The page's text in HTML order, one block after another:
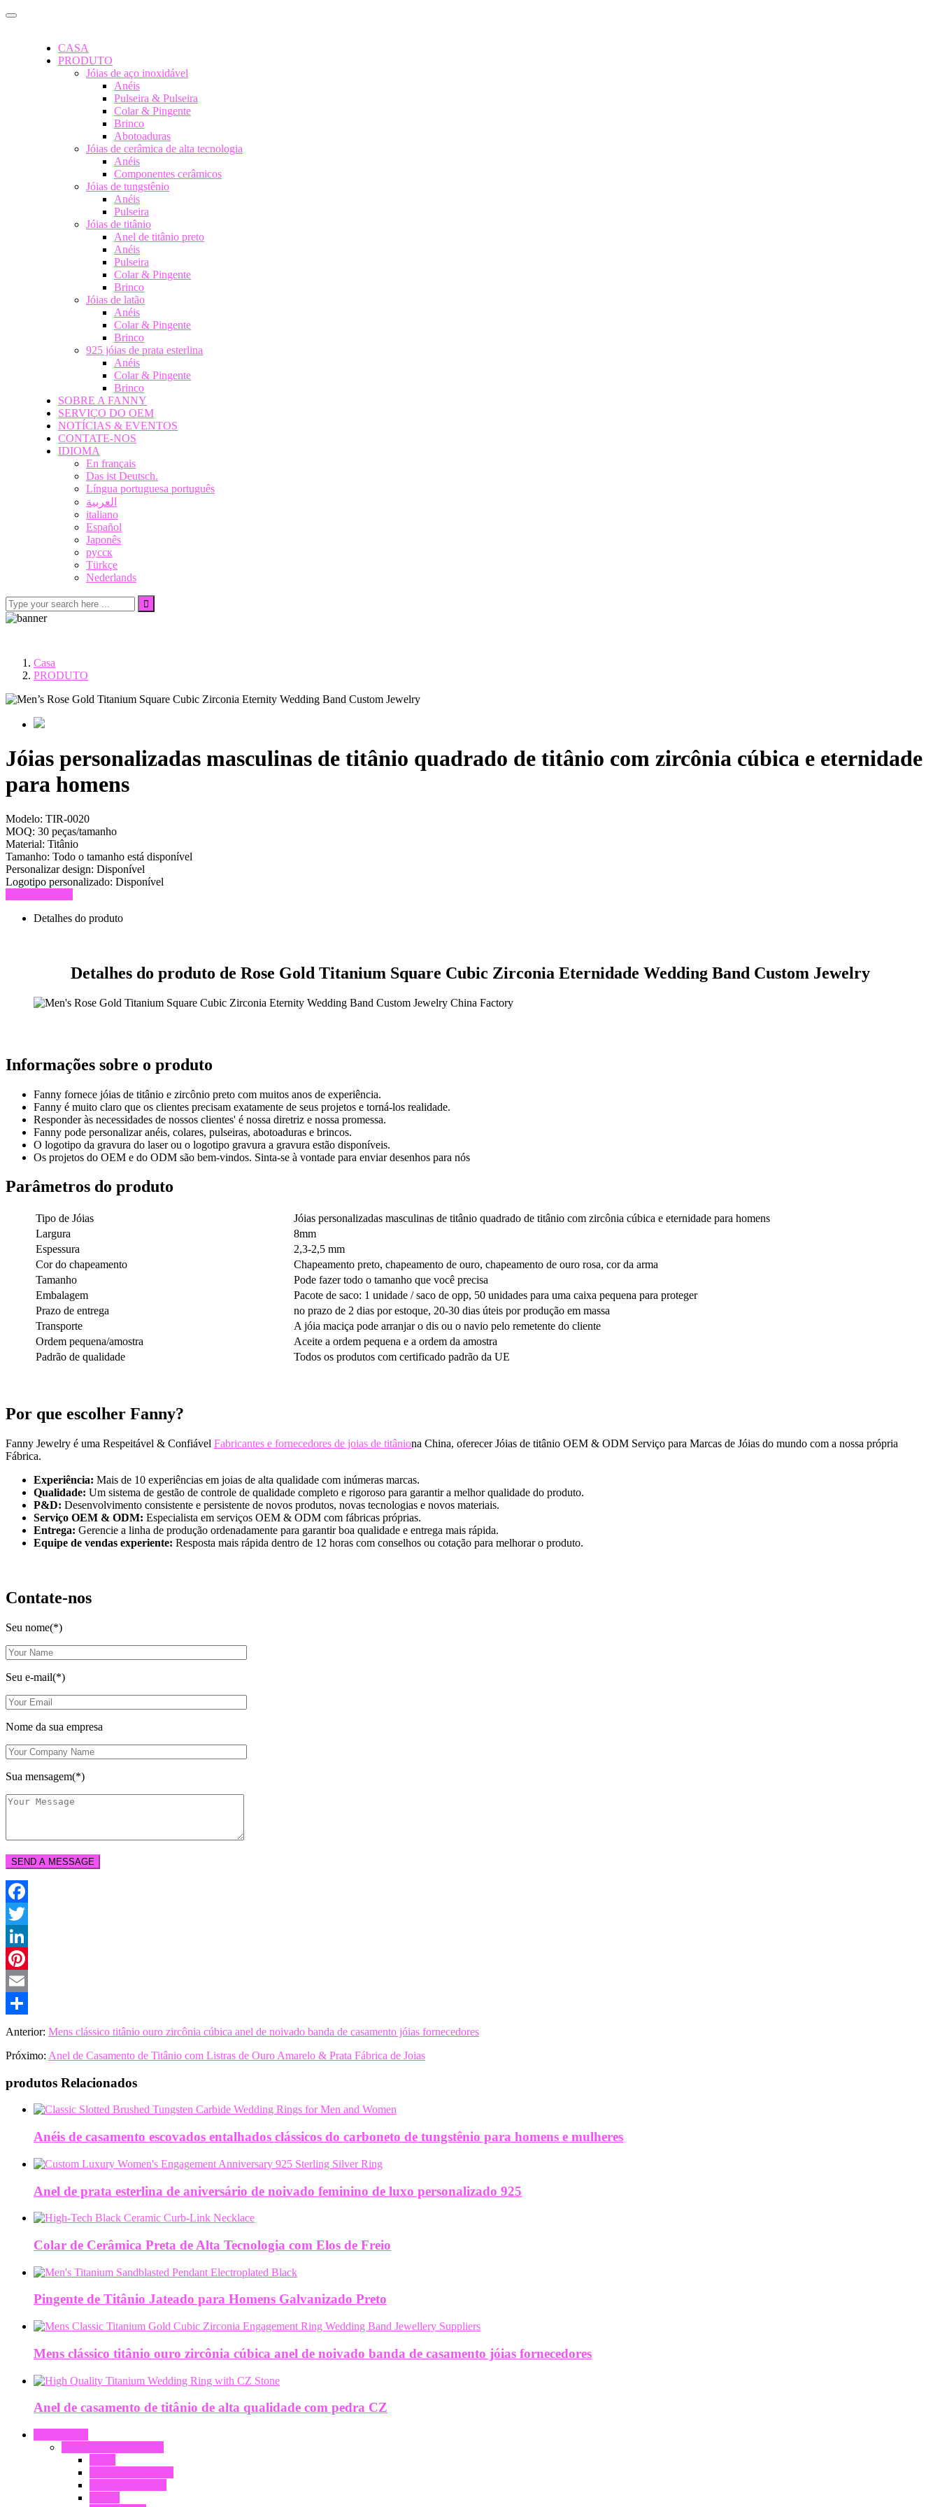
CASA
PRODUTO
Jóias de aço inoxidável
Anéis
Pulseira & Pulseira
Colar & Pingente
Brinco
Abotoaduras
Jóias de cerâmica de alta tecnologia
Anéis
Componentes cerâmicos
Jóias de tungstênio
Anéis
Pulseira
Jóias de titânio
Anel de titânio preto
Anéis
Pulseira
Colar & Pingente
Brinco
Jóias de latão
Anéis
Colar & Pingente
Brinco
925 jóias de prata esterlina
Anéis
Colar & Pingente
Brinco
SOBRE A FANNY
SERVIÇO DO OEM
NOTÍCIAS & EVENTOS
CONTATE-NOS
IDIOMA
En français
Das ist Deutsch.
Língua portuguesa português
العربية
italiano
Español
Japonês
русск
Türkçe
Nederlands
Casa
PRODUTO
Jóias personalizadas masculinas de titânio quadrado de titânio com zircônia cúbica e eternidade
para homens
Modelo: TIR-0020
MOQ: 30 peças/tamanho
Material: Titânio
Tamanho: Todo o tamanho está disponível
Personalizar design: Disponível
Logotipo personalizado: Disponível
Detalhes do produto
Detalhes do produto de Rose Gold Titanium Square Cubic Zirconia Eternidade Wedding Band Custom Jewelry
Informações sobre o produto
Fanny fornece jóias de titânio e zircônio preto com muitos anos de experiência.
Fanny é muito claro que os clientes precisam exatamente de seus projetos e torná-los realidade.
Responder às necessidades de nossos clientes' é nossa diretriz e nossa promessa.
Fanny pode personalizar anéis, colares, pulseiras, abotoaduras e brincos.
O logotipo da gravura do laser ou o logotipo gravura a gravura estão disponíveis.
Os projetos do OEM e do ODM são bem-vindos. Sinta-se à vontade para enviar desenhos para nós
Parâmetros do produto
Tipo de Jóias
Jóias personalizadas masculinas de titânio quadrado de titânio com zircônia cúbica e eternidade para homens
Largura
8mm
Espessura
2,3-2,5 mm
Cor do chapeamento
Chapeamento preto, chapeamento de ouro, chapeamento de ouro rosa, cor da arma
Tamanho
Pode fazer todo o tamanho que você precisa
Embalagem
Pacote de saco: 1 unidade / saco de opp, 50 unidades para uma caixa pequena para proteger
Prazo de entrega
no prazo de 2 dias por estoque, 20-30 dias úteis por produção em massa
Transporte
A jóia maciça pode arranjar o dis ou o navio pelo remetente do cliente
Ordem pequena/amostra
Aceite a ordem pequena e a ordem da amostra
Padrão de qualidade
Todos os produtos com certificado padrão da UE
Por que escolher Fanny?
Fanny Jewelry é uma Respeitável & Confiável Fabricantes e fornecedores de joias de titâniona China, oferecer Jóias de titânio OEM & ODM Serviço para Marcas de Jóias do mundo com a nossa própria
Fábrica.
Experiência: Mais de 10 experiências em joias de alta qualidade com inúmeras marcas.
Qualidade: Um sistema de gestão de controle de qualidade completo e rigoroso para garantir a melhor qualidade do produto.
P&D: Desenvolvimento consistente e persistente de novos produtos, novas tecnologias e novos materiais.
Serviço OEM & ODM: Especialista em serviços OEM & ODM com fábricas próprias.
Entrega: Gerencie a linha de produção ordenadamente para garantir boa qualidade e entrega mais rápida.
Equipe de vendas experiente: Resposta mais rápida dentro de 12 horas com conselhos ou cotação para melhorar o produto.
Contate-nos
Seu nome(*)
Seu e-mail(*)
Nome da sua empresa
Sua mensagem(*)
Facebook
Twitter
LinkedIn
Pinterest
Email
Share
Anterior: Mens clássico titânio ouro zircônia cúbica anel de noivado banda de casamento jóias fornecedores
Próximo: Anel de Casamento de Titânio com Listras de Ouro Amarelo & Prata Fábrica de Joias
produtos Relacionados
Anéis de casamento escovados entalhados clássicos do carboneto de tungstênio para homens e mulheres
Anel de prata esterlina de aniversário de noivado feminino de luxo personalizado 925
Colar de Cerâmica Preta de Alta Tecnologia com Elos de Freio
Pingente de Titânio Jateado para Homens Galvanizado Preto
Mens clássico titânio ouro zircônia cúbica anel de noivado banda de casamento jóias fornecedores
Anel de casamento de titânio de alta qualidade com pedra CZ